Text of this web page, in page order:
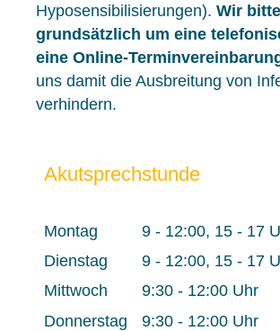
Hyposensibilisierungen). Wir
grundsätzlich um eine
eine Online-
uns damit die Ausbreitung von
verhindern.
Akutsprechstunde
Montag
9 - 12:00, 15 - 17
Dienstag
9 - 12:00, 15 - 17
Mittwoch
9:30 - 12:00 Uhr
Donnerstag
9:30 - 12:00 Uhr